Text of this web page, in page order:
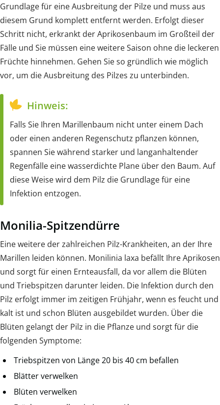
Grundlage für eine Ausbreitung der Pilze und muss aus
diesem Grund komplett entfernt werden. Erfolgt dieser
Schritt nicht, erkrankt der Aprikosenbaum im Großteil der
Fälle und Sie müssen eine weitere Saison ohne die leckeren
Früchte hinnehmen. Gehen Sie so gründlich wie möglich
vor, um die Ausbreitung des Pilzes zu unterbinden.
Hinweis:
Falls Sie Ihren Marillenbaum nicht unter einem Dach
oder einen anderen Regenschutz pflanzen können,
spannen Sie während starker und langanhaltender
Regenfälle eine wasserdichte Plane über den Baum. Auf
diese Weise wird dem Pilz die Grundlage für eine
Infektion entzogen.
Monilia-Spitzendürre
Eine weitere der zahlreichen Pilz-Krankheiten, an der Ihre
Marillen leiden können. Monilinia laxa befällt Ihre Aprikosen
und sorgt für einen Ernteausfall, da vor allem die Blüten
und Triebspitzen darunter leiden. Die Infektion durch den
Pilz erfolgt immer im zeitigen Frühjahr, wenn es feucht und
kalt ist und schon Blüten ausgebildet wurden. Über die
Blüten gelangt der Pilz in die Pflanze und sorgt für die
folgenden Symptome:
Triebspitzen von Länge 20 bis 40 cm befallen
Blätter verwelken
Blüten verwelken